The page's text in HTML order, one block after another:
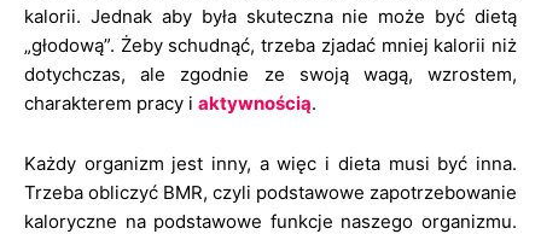
kalorii. Jednak aby była skuteczna nie może być dietą
„głodową”. Żeby schudnąć, trzeba zjadać mniej kalorii niż
dotychczas, ale zgodnie ze swoją wagą, wzrostem,
charakterem pracy i aktywnością.
Każdy organizm jest inny, a więc i dieta musi być inna.
Trzeba obliczyć BMR, czyli podstawowe zapotrzebowanie
kaloryczne na podstawowe funkcje naszego organizmu.